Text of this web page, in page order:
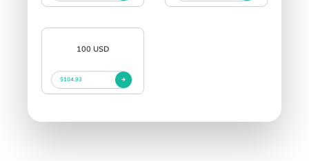
100 USD
$104.93